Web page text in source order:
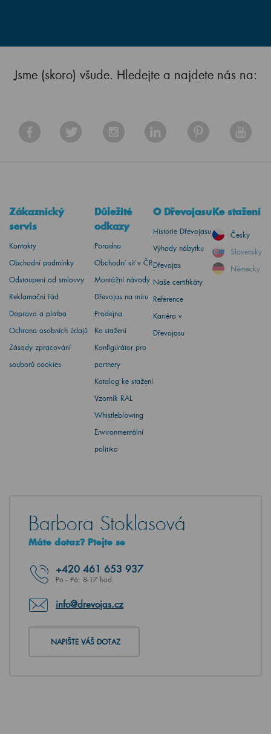
Jsme (skoro) všude. Hledejte a najdete nás na:
Zákaznický
servis
Kontakty
Obchodní podmínky
Odstoupení od smlouvy
Reklamační řád
Doprava a platba
Ochrana osobních údajů
Zásady zpracování
souborů cookies
Důležité
odkazy
Poradna
Obchodní síť v ČR
Montážní návody
Dřevojas na míru
Prodejna
Ke stažení
Konfigurátor pro
partnery
Katalog ke stažení
Vzorník RAL
Whistleblowing
Environmentální
politika
O Dřevojasu
Historie Dřevojasu
Výhody nábytku
Dřevojas
Naše certifikáty
Reference
Kariéra v
Dřevojasu
Ke stažení
Česky
Slovensky
Německy
Barbora Stoklasová
Máte dotaz? Ptejte se
+420 461 653 937
Po - Pá: 8-17 hod.
info@drevojas.cz
NAPIŠTE VÁŠ DOTAZ